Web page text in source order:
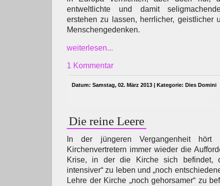
entweltlichte und damit
erstehen zu lassen, herrlicher, geistlicher
Menschengedenken.
weiterlesen...
1 Kommentar
Datum: Samstag, 02. März 2013 | Kategorie: Dies Domini
Die reine Leere
In der jüngeren Vergangenheit hört
Kirchenvertretern immer wieder die
Krise, in der die Kirche sich befindet,
intensiver“ zu leben und „noch
Lehre der Kirche „noch gehorsamer“ zu